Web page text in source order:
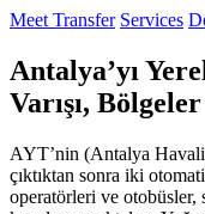
Meet Transfer Services
Antalya’yı
Varışı,
AYT’nin (Antalya
çıktıktan sonra iki
operatörleri ve otobüsler,